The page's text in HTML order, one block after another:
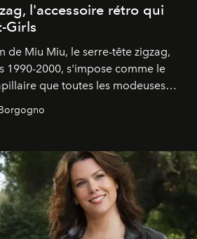
l'accessoire rétro qui
Girls
de Miu Miu, le serre-tête zigzag,
1990-2000, s'impose comme le
que toutes les modeuses